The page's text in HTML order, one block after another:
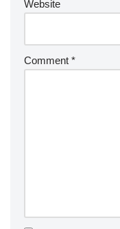
Website
Comment *